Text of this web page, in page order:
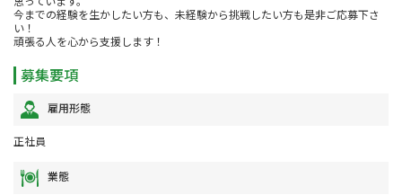
今までの経験を生かしたい方も、未経験から挑戦したい方も是非ご応募下さ
い！
頑張る人を心から支援します！
募集要項
雇用形態
正社員
業態